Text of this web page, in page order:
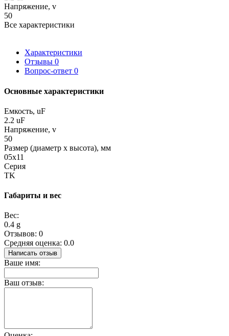
Напряжение, v
50
Все характеристики
Характеристики
Отзывы 0
Вопрос-ответ 0
Основные характеристики
Емкость, uF
2.2 uF
Напряжение, v
50
Размер (диаметр х высота), мм
05x11
Серия
TK
Габариты и вес
Вес:
0.4 g
Отзывов: 0
Средняя оценка: 0.0
Написать отзыв
Ваше имя:
Ваш отзыв: